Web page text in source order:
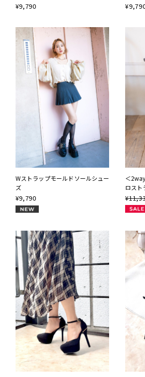
¥9,790 ¥
Wストラップモールドソールシュー
ズ
¥9,790
＜
ロスト